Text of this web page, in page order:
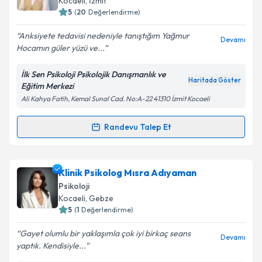
Kişisel verilerimin işlenmesine ilişkin
Aydınlatma
Metni
kapsamda işlenmesini kabul ediyorum.
Takvim Talebini Gönder
5 (20 Değerlendirme)
Anksiyete tedavisi nedeniyle tanıştığım Yağmur
Hocamın güler yüzü ve...
Devamı
İlk Sen Psikoloji Psikolojik Danışmanlık ve
Eğitim Merkezi
Haritada Göster
Ali Kahya Fatih, Kemal Sunal Cad. No:A-22 41310 İzmit Kocaeli
Randevu Talep Et
Randevu Takvimi Talebi
Psk. Yağmur Beste Efeiçin randevu takvimi talebi
oluşturun. Size bu uzmandan randevu almanız için bir
takvim hazırlandığında e-posta ile bilgilendireceğiz.
Klinik Psikolog Mısra Adıyaman
Psikoloji
Kocaeli, Gebze
5 (1 Değerlendirme)
Gayet olumlu bir yaklaşımla çok iyi birkaç seans
yaptık. Kendisiyle...
Devamı